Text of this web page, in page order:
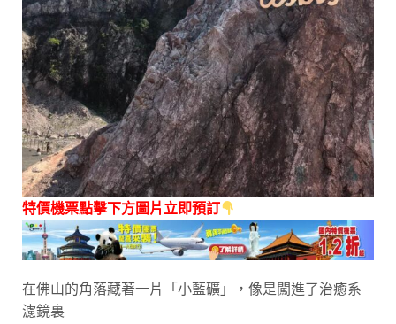
特價機票點擊下方圖片立即預訂
在佛山的角落藏著一片「小藍礦」，像是闖進了治癒系
濾鏡裏